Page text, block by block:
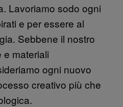
Lavoriamo sodo ogni
e per essere al
Sebbene il nostro
e materiali
ogni nuovo
creativo più che